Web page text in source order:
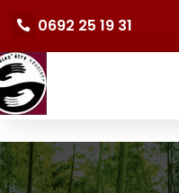
0692 25 19 31